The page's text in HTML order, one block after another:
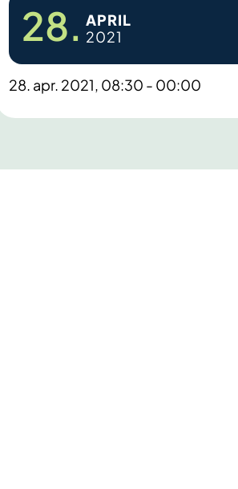
28. APRIL
2021
28. apr. 2021, 08:30 - 00:00